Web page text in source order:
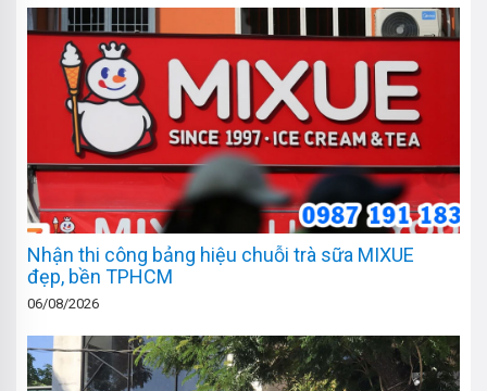
Nhận thi công bảng hiệu chuỗi trà sữa MIXUE
đẹp, bền TPHCM
06/08/2026